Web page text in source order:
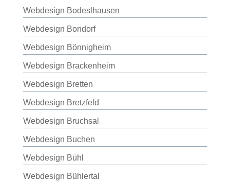
Webdesign Bodeslhausen
Webdesign Bondorf
Webdesign Bönnigheim
Webdesign Brackenheim
Webdesign Bretten
Webdesign Bretzfeld
Webdesign Bruchsal
Webdesign Buchen
Webdesign Bühl
Webdesign Bühlertal